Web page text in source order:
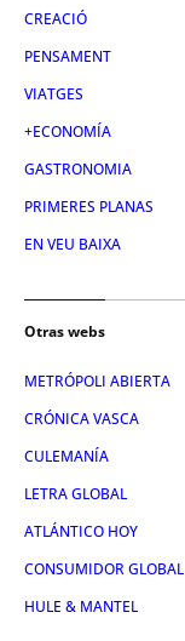
CREACIÓ
PENSAMENT
VIATGES
+ECONOMÍA
GASTRONOMIA
PRIMERES PLANAS
EN VEU BAIXA
Otras webs
METRÓPOLI ABIERTA
CRÓNICA VASCA
CULEMANÍA
LETRA GLOBAL
ATLÁNTICO HOY
CONSUMIDOR GLOBAL
HULE & MANTEL